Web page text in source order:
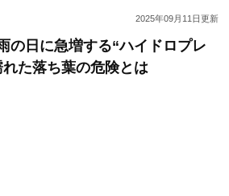
2025年09月11日更新
の日に急増する“ハイドロプレ
た落ち葉の危険とは